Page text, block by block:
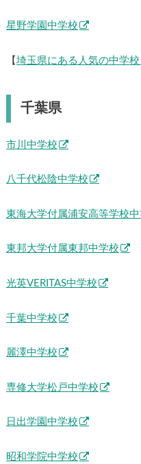
星野学園中学校
【 埼玉県にある人気の中学
千葉県
市川中学校
八千代松陰中学校
東海大学付属浦安高等学校中
東邦大学付属東邦中学校
光英VERITAS中学校
千葉中学校
麗澤中学校
専修大学松戸中学校
日出学園中学校
昭和学院中学校